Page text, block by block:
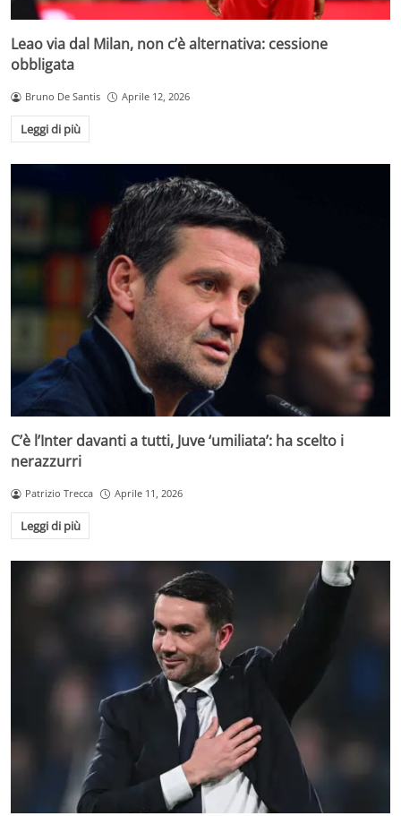
Leao via dal Milan, non c’è alternativa: cessione
obbligata
Bruno De Santis Aprile 12, 2026
Leggi di più
C’è l’Inter davanti a tutti, Juve ‘umiliata’: ha scelto i
nerazzurri
Patrizio Trecca Aprile 11, 2026
Leggi di più